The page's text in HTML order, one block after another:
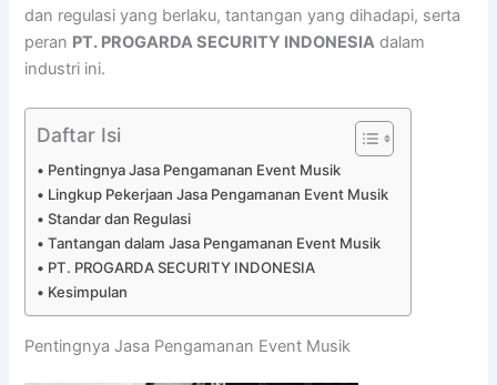
dan regulasi yang berlaku, tantangan yang dihadapi, serta
peran PT. PROGARDA SECURITY INDONESIA dalam
industri ini.
Daftar Isi
Pentingnya Jasa Pengamanan Event Musik
Lingkup Pekerjaan Jasa Pengamanan Event Musik
Standar dan Regulasi
Tantangan dalam Jasa Pengamanan Event Musik
PT. PROGARDA SECURITY INDONESIA
Kesimpulan
Pentingnya Jasa Pengamanan Event Musik